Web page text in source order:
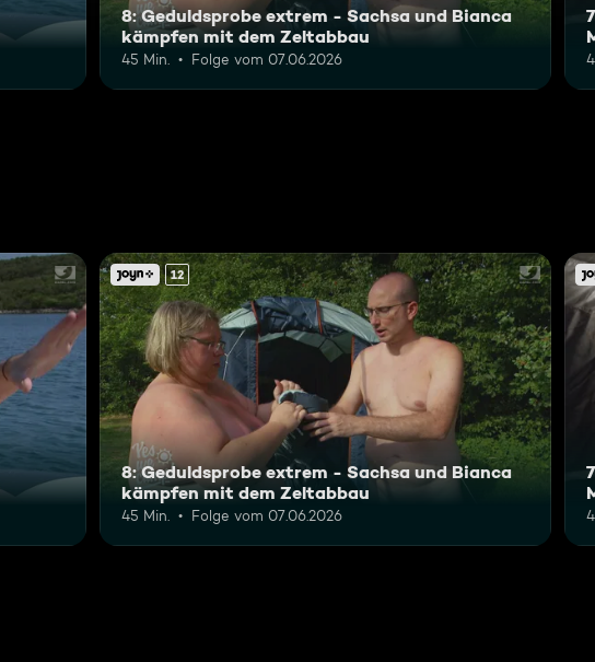
8: Geduldsprobe extrem - Sachsa und Bianca
kämpfen mit dem Zeltabbau
45 Min. Folge vom 07.06.2026
12
8: Geduldsprobe extrem - Sachsa und Bianca
kämpfen mit dem Zeltabbau
45 Min. Folge vom 07.06.2026